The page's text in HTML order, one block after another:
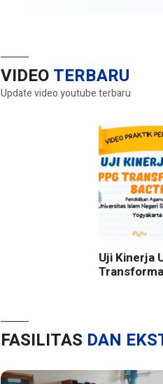
VIDEO TERBARU
Update video youtube terbaru
Uji Kinerja
FASILITAS DAN